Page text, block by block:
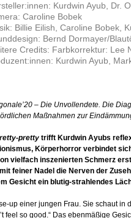
Kurdwin Ayub, Dr.
Caroline Bobek
Billie Eilish, Caroline Bobek,
Bernd Dormayer/
Credits: Farbkorrektur: Lee
Kurdwin Ayub,
– Die Unvollendete. Die
Maßnahmen zur
pretty trifft Kurdwin Ayubs
Körperhorror verbindet
vielfach inszenierten Schmerz
feiner Nadel die Nerven der
Gesicht ein blutig-strahlendes
up einer jungen Frau. Sie schaut in
feel so good.“ Das ebenmäßige